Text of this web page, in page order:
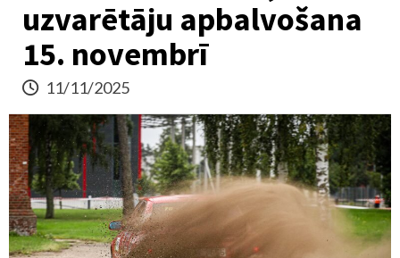
uzvarētāju apbalvošana
15. novembrī
11/11/2025